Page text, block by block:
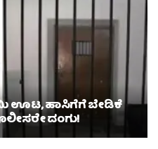
ಊಟ, ಹಾಸಿಗೆಗೆ ಬೇಡಿಕೆ
ದಂಗು!